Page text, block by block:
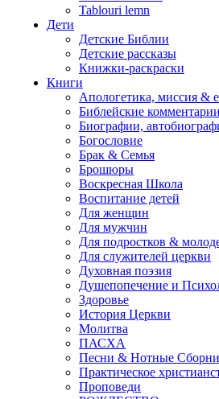
Tablouri lemn
Дети
Детские Библии
Детские рассказы
Книжки-раскраски
Книги
Апологетика, миссия &
Библейские комментарии
Биографии,
Богословие
Брак & Семья
Брошюры
Воскресная Школа
Воспитание детей
Для женщин
Для мужчин
Для подростков &
Для служителей церкви
Духовная поэзия
Душепопечение и
Здоровье
История Церкви
Молитва
ПАСХА
Песни & Нотные
Практическое
Проповеди